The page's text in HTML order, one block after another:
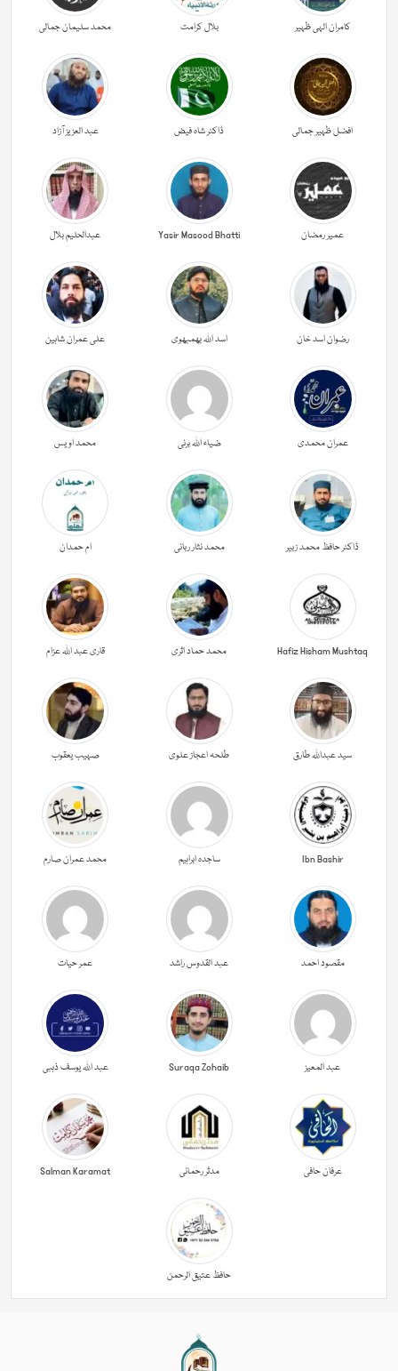
کامران الہی ظہیر بلال کرامت محمد سلیمان جمالی
افضل ظہیر جمالی ڈاکٹر شاہ فیض عبد العزیز آزاد
عمیر رمضان Yasir Masood Bhatti عبدالحليم بلال
رضوان اسد خان اسد اللہ بھمبھوی علی عمران شاہین
عمران محمدی ضیاء اللہ برنی محمد اویس
ڈاکٹر حافظ محمد زبیر محمد نثار ربانی ام حمدان
Hafiz Hisham Mushtaq محمد حماد اثری قاری عبد اللہ عزام
سید عبداللہ طارق طلحہ اعجاز علوی صہیب یعقوب
Ibn Bashir ساجدہ ابراہیم محمد عمران صارم
مقصود احمد عبد القدوس راشد عمر حیات
عبد المعیز Suraqa Zohaib عبد اللہ یوسف ذہبی
عرفان حافی مدثر رحمانی Salman Karamat
حافظ عتیق الرحمن